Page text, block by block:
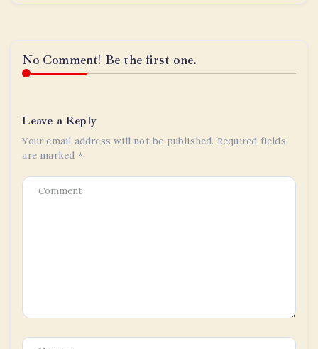
No Comment! Be the first one.
Leave a Reply
Your email address will not be published. Required fields
are marked *